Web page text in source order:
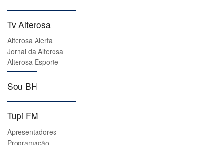
Tv Alterosa
Alterosa Alerta
Jornal da Alterosa
Alterosa Esporte
Sou BH
Tupi FM
Apresentadores
Programação